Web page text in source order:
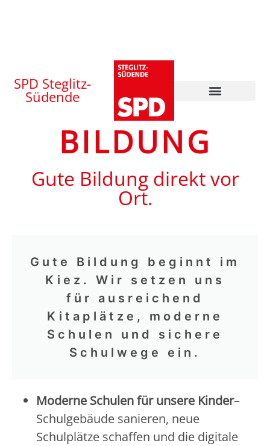
SPD Steglitz-
Südende
BILDUNG
Gute Bildung direkt vor
Ort.
Gute Bildung beginnt im
Kiez. Wir setzen uns
für ausreichend
Kitaplätze, moderne
Schulen und sichere
Schulwege ein.
Moderne Schulen für unsere Kinder–
Schulgebäude sanieren, neue
Schulplätze schaffen und die digitale